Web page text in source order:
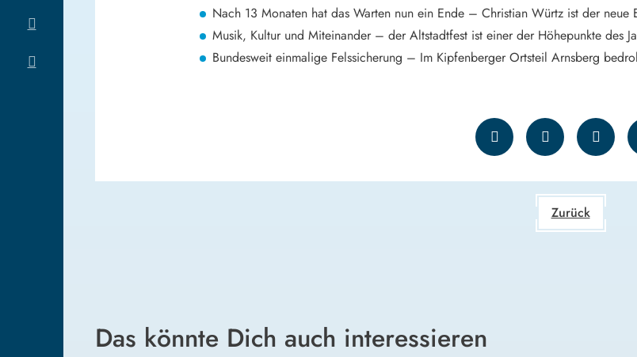
Nach 13 Monaten hat das Warten nun ein Ende – Christian Würtz ist der neue
Musik, Kultur und Miteinander – der Altstadtfest ist einer der Höhepunkte des
Bundesweit einmalige Felssicherung – Im Kipfenberger Ortsteil Arnsberg
Zurück
Das könnte Dich auch interessieren